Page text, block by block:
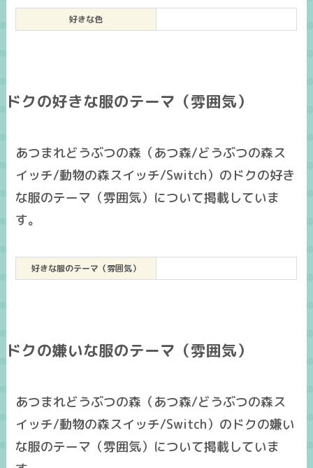
好きな色
ドクの好きな服のテーマ（雰囲気）
あつまれどうぶつの森（あつ森/どうぶつの森ス
イッチ/動物の森スイッチ/Switch）のドクの好き
な服のテーマ（雰囲気）について掲載していま
す。
好きな服のテーマ（雰囲気）
ドクの嫌いな服のテーマ（雰囲気）
あつまれどうぶつの森（あつ森/どうぶつの森ス
イッチ/動物の森スイッチ/Switch）のドクの嫌い
な服のテーマ（雰囲気）について掲載していま